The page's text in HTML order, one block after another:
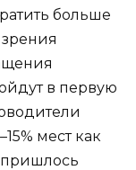
больше
в первую
мест как
пришлось